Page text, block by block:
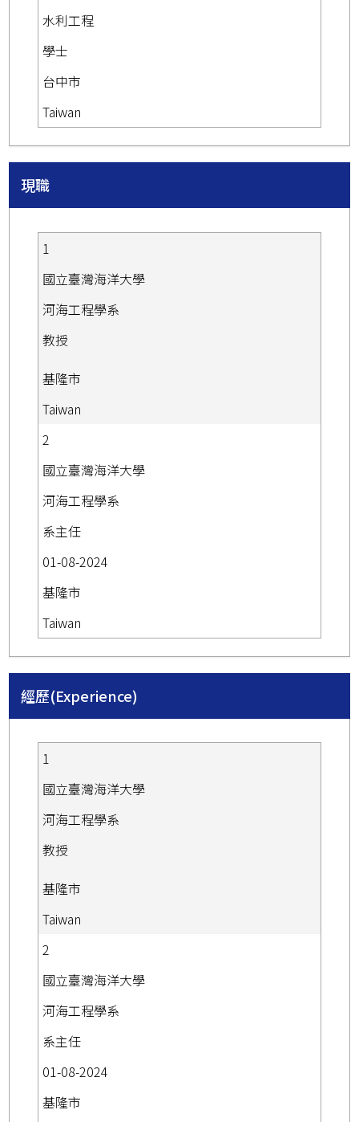
水利工程
學士
台中市
Taiwan
現職
1
國立臺灣海洋大學
河海工程學系
教授
基隆市
Taiwan
2
國立臺灣海洋大學
河海工程學系
系主任
01-08-2024
基隆市
Taiwan
經歷(Experience)
1
國立臺灣海洋大學
河海工程學系
教授
基隆市
Taiwan
2
國立臺灣海洋大學
河海工程學系
系主任
01-08-2024
基隆市